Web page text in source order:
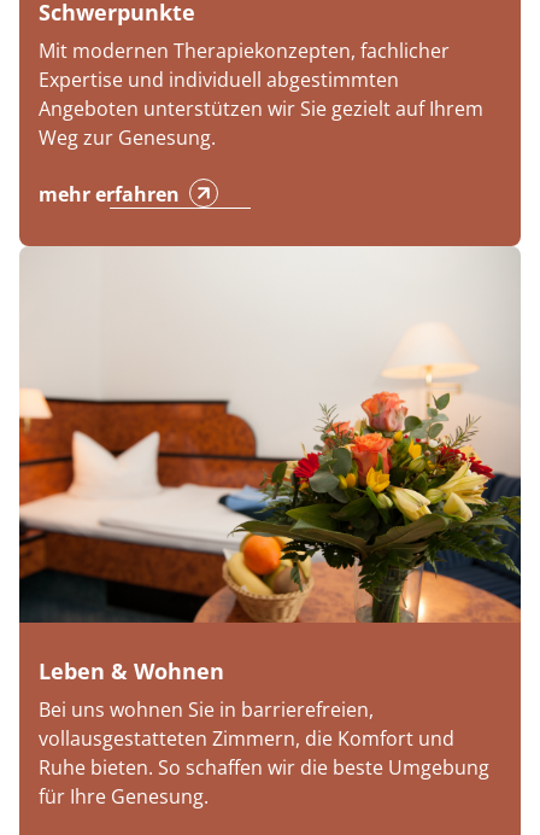
Schwerpunkte
Mit modernen Therapiekonzepten, fachlicher
Expertise und individuell abgestimmten
Angeboten unterstützen wir Sie gezielt auf Ihrem
Weg zur Genesung.
mehr erfahren
Leben & Wohnen
Bei uns wohnen Sie in barrierefreien,
vollausgestatteten Zimmern, die Komfort und
Ruhe bieten. So schaffen wir die beste Umgebung
für Ihre Genesung.